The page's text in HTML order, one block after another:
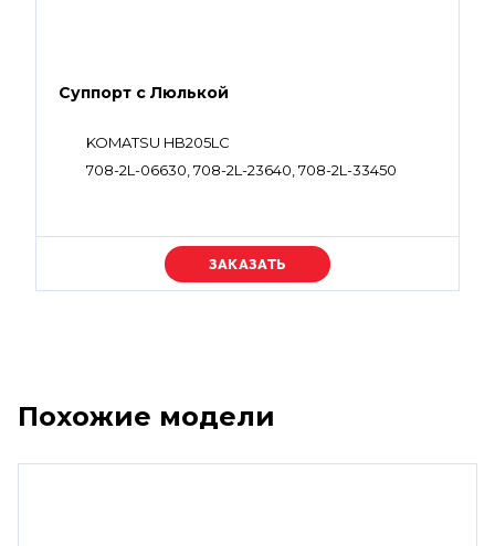
Суппорт с Люлькой
KOMATSU HB205LC
708-2L-06630, 708-2L-23640, 708-2L-33450
Уточняйте цену
Похожие модели